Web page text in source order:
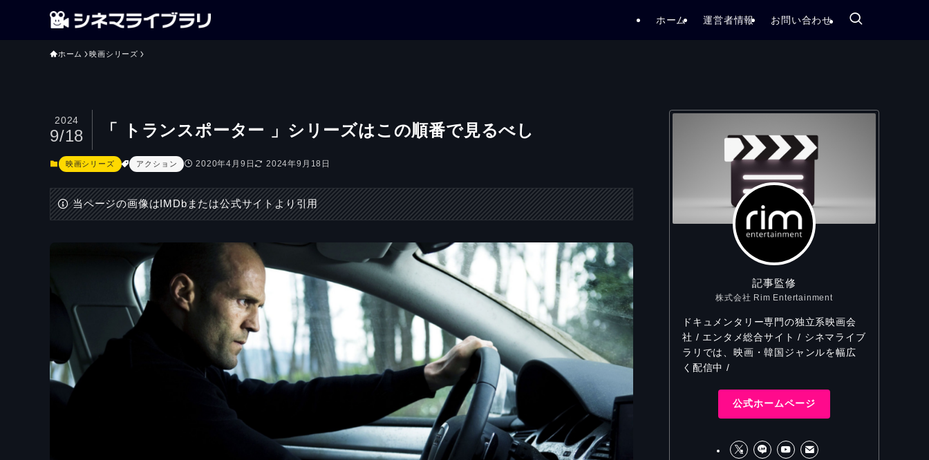
ホーム 運営者情報 お問い合わせ
ホーム 映画シリーズ
「 トランスポーター 」シリーズはこの順番で見るべし
2024
9/18
映画シリーズ アクション 2020年4月9日 2024年9月18日
当ページの画像はIMDbまたは公式サイトより引用
記事監修
株式会社 Rim Entertainment
ドキュメンタリー専門の独立系映画会
社 / エンタメ総合サイト / シネマライブ
ラリでは、映画・韓国ジャンルを幅広
く配信中 /
公式ホームページ